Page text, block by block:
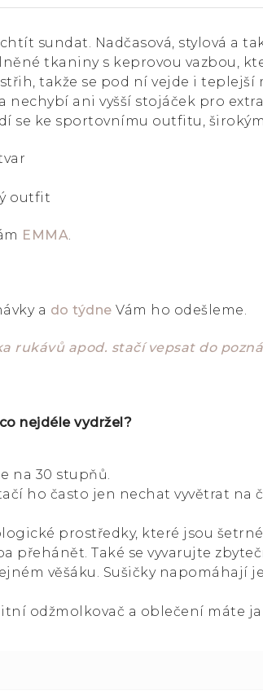
sundat. Nadčasová, stylová a
tkaniny s keprovou vazbou,
takže se pod ní vejde i
nechybí ani vyšší stojáček pro
se ke sportovnímu outfitu,
outfit
EMMA
a do týdne Vám ho odešleme.
rukávů apod. stačí vepsat do
nejdéle vydržel?
na 30 stupňů.
ho často jen nechat vyvětrat
prostředky, které jsou
přehánět. Také se vyvarujte
věšáku. Sušičky napomáhají
odžmolkovač a oblečení máte